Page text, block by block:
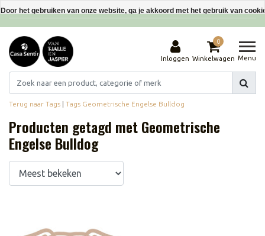
Interieurdecoraties van gerecyclede materialen
Inloggen
0
Winkelwagen Menu
Terug naar Tags | Tags Geometrische Engelse Bulldog
Producten getagd met Geometrische
Engelse Bulldog
Door het gebruiken van onze website, ga je akkoord met het gebruik van